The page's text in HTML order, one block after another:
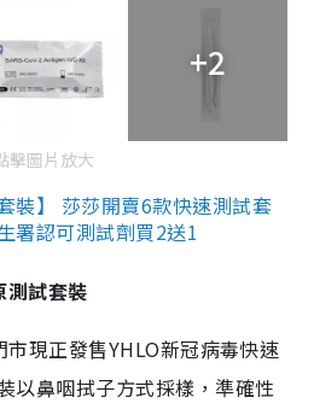
+2
擊圖片放大
裝】 莎莎開賣6款快速測試套
署認可測試劑買2送1
測試套裝
市現正發售YHLO新冠病毒快速
以鼻咽拭子方式採樣，準確性